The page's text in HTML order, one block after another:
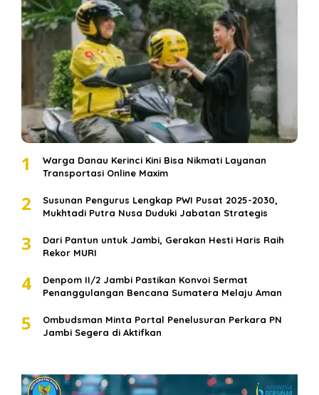
1
Warga Danau Kerinci Kini Bisa Nikmati Layanan
Transportasi Online Maxim
2
Susunan Pengurus Lengkap PWI Pusat 2025-2030,
Mukhtadi Putra Nusa Duduki Jabatan Strategis
3
Dari Pantun untuk Jambi, Gerakan Hesti Haris Raih
Rekor MURI
4
Denpom II/2 Jambi Pastikan Konvoi Sermat
Penanggulangan Bencana Sumatera Melaju Aman
5
Ombudsman Minta Portal Penelusuran Perkara PN
Jambi Segera di Aktifkan